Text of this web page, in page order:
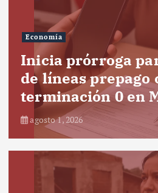
Economía
Inicia prórroga
de líneas prepago
terminación 0 en
agosto 1, 2026